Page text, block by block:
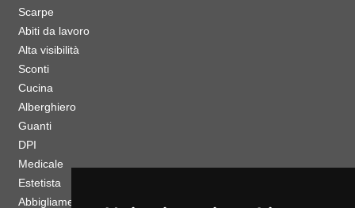
Scarpe
Abiti da lavoro
Alta visibilità
Sconti
Cucina
Alberghiero
Guanti
DPI
Medicale
Estetista
Abbigliamento Sportivo